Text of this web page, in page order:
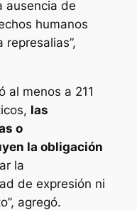
ausencia de
humanos
al menos a 211
las
o
la obligación
la
de expresión ni
agregó.